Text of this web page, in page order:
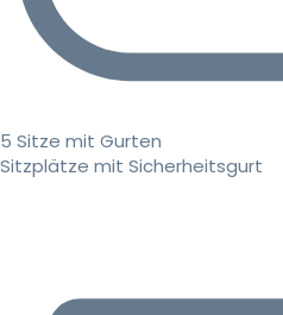
5 Sitze mit Gurten
Sitzplätze mit Sicherheitsgurt